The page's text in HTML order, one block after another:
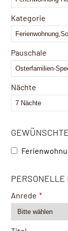
Kategorie
Pauschale
Nächte
PERSONELLE
Anrede *